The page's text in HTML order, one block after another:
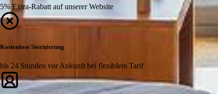
5% Extra-Rabatt auf unserer Website
Kostenlose Stornierung
bis 24 Stunden vor Ankunft bei flexiblem Tarif